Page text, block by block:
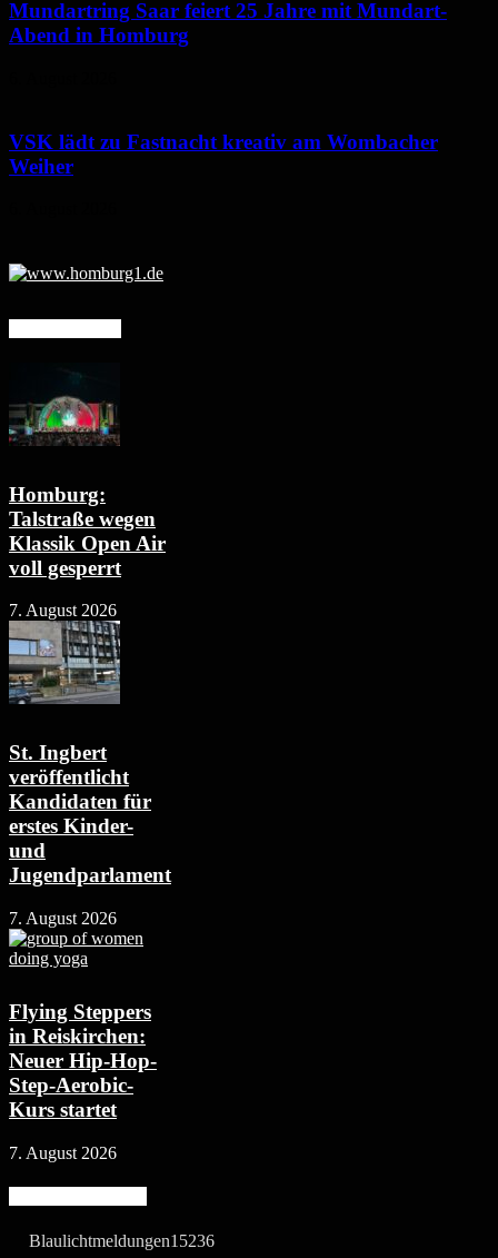
Mundartring Saar feiert 25 Jahre mit Mundart-
Abend in Homburg
VSK lädt zu Fastnacht kreativ am Wombacher
Weiher
Homburg:
Talstraße wegen
Klassik Open Air
voll gesperrt
7. August 2026
St. Ingbert
veröffentlicht
Kandidaten für
erstes Kinder-
und
Jugendparlament
7. August 2026
Flying Steppers
in Reiskirchen:
Neuer Hip-Hop-
Step-Aerobic-
Kurs startet
7. August 2026
Blaulichtmeldungen15236